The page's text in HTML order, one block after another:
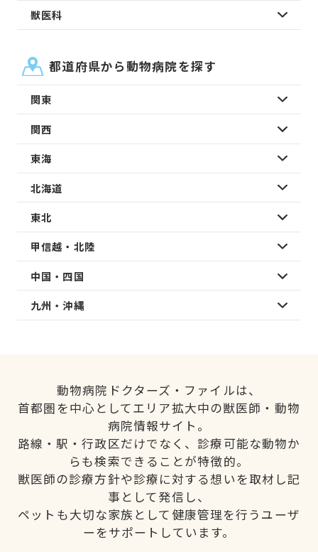
獣医科
都道府県から動物病院を探す
関東
関西
東海
北海道
東北
甲信越・北陸
中国・四国
九州・沖縄
動物病院ドクターズ・ファイルは、
首都圏を中心としてエリア拡大中の獣医師・動物
病院情報サイト。
路線・駅・行政区だけでなく、診療可能な動物か
らも検索できることが特徴的。
獣医師の診療方針や診療に対する想いを取材し記
事として発信し、
ペットも大切な家族として健康管理を行うユーザ
ーをサポートしています。